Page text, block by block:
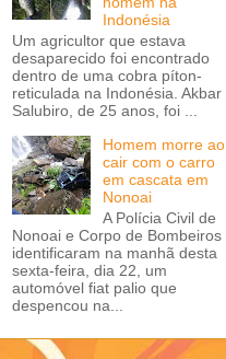
Indonésia
Um agricultor que estava
desaparecido foi encontrado
dentro de uma cobra píton-
reticulada na Indonésia. Akbar
Salubiro, de 25 anos, foi ...
Homem morre ao
cair com o carro
em cascata em
Nonoai
A Polícia Civil de
Nonoai e Corpo de Bombeiros
identificaram na manhã desta
sexta-feira, dia 22, um
automóvel fiat palio que
despencou na...